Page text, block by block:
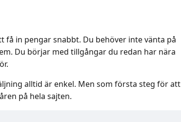
in pengar snabbt. Du behöver inte vänta på
Du börjar med tillgångar du redan har nära
alltid är enkel. Men som första steg för att
på hela sajten.